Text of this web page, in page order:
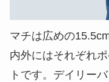
マチは広めの
内外にはそれぞれ
トです。デイリー